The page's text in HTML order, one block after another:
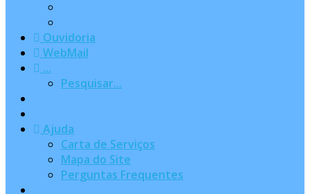
Ouvidoria
WebMail
...
Pesquisar...
Ajuda
Carta de Serviços
Mapa do Site
Perguntas Frequentes